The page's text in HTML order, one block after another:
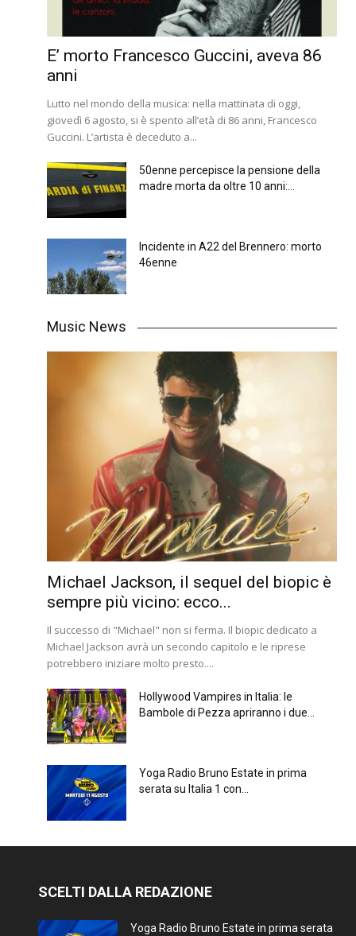
E’ morto Francesco Guccini, aveva 86
anni
Lutto nel mondo della musica: nella mattinata di oggi,
giovedì 6 agosto, si è spento all’età di 86 anni, Francesco
Guccini. L’artista è deceduto a...
50enne percepisce la pensione della
madre morta da oltre 10 anni:...
Incidente in A22 del Brennero: morto
46enne
Music News
Michael Jackson, il sequel del biopic è
sempre più vicino: ecco...
Il successo di "Michael" non si ferma. Il biopic dedicato a
Michael Jackson avrà un secondo capitolo e le riprese
potrebbero iniziare molto presto....
Hollywood Vampires in Italia: le
Bambole di Pezza apriranno i due...
Yoga Radio Bruno Estate in prima
serata su Italia 1 con...
SCELTI DALLA REDAZIONE
Yoga Radio Bruno Estate in prima serata